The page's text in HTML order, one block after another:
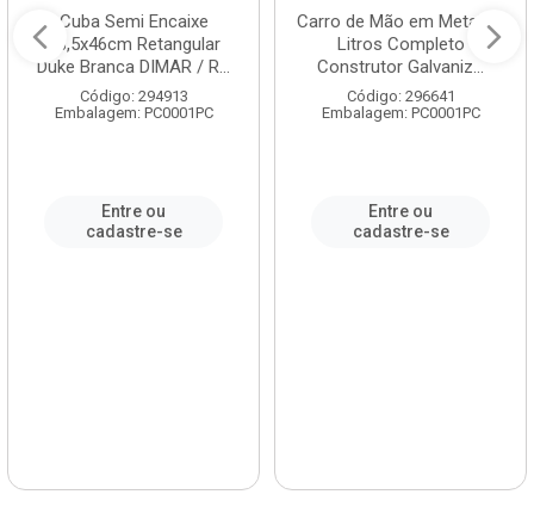
Cuba Semi Encaixe
58,5x46cm Retangular
Duke Branca DIMAR / R...
Código: 294913
Embalagem: PC0001PC
Entre ou
cadastre-se
Carro de Mão em Metal 60
Litros Completo
Construtor Galvaniz...
Código: 296641
Embalagem: PC0001PC
Entre ou
cadastre-se